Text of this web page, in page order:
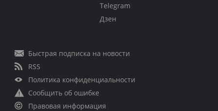
Telegram
Дзен
Быстрая подписка на новости
RSS
Политика конфиденциальности
Сообщить об ошибке
Правовая информация